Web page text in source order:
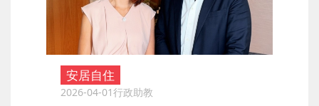
安居自住
2026-04-01行政助教